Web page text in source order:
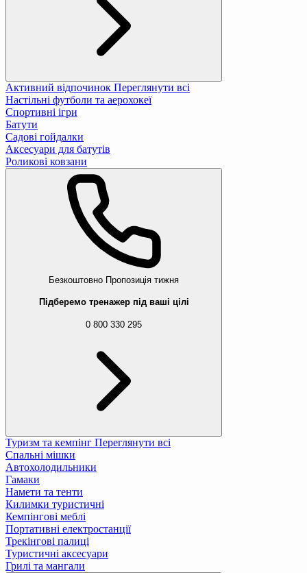
Активний відпочинок Переглянути всі
Настільні футболи та аерохокеї
Спортивні ігри
Батути
Садові гойдалки
Аксесуари для батутів
Роликові ковзани
Безкоштовно Пропозиція тижня
Підберемо тренажер під ваші цілі
0 800 330 295
Туризм та кемпінг Переглянути всі
Спальні мішки
Автохолодильники
Гамаки
Намети та тенти
Килимки туристичні
Кемпінгові меблі
Портативні електростанції
Трекінгові палиці
Туристичні аксесуари
Грилі та мангали